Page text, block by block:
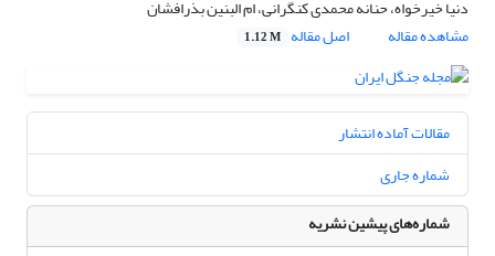
دنیا خیرخواه، حنانه محمدی کنگرانی، ام البنین بذرافشان
مشاهده مقاله
اصل مقاله 1.12 M
مقالات آماده انتشار
شماره جاری
شماره‌های پیشین نشریه